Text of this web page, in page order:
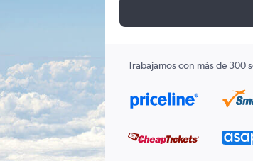
Trabajamos con más de 300